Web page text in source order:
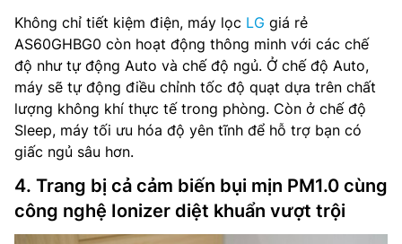
Không chỉ tiết kiệm điện, máy lọc LG giá rẻ
AS60GHBG0 còn hoạt động thông minh với các chế
độ như tự động Auto và chế độ ngủ. Ở chế độ Auto,
máy sẽ tự động điều chỉnh tốc độ quạt dựa trên chất
lượng không khí thực tế trong phòng. Còn ở chế độ
Sleep, máy tối ưu hóa độ yên tĩnh để hỗ trợ bạn có
giấc ngủ sâu hơn.
4. Trang bị cả cảm biến bụi mịn PM1.0 cùng
công nghệ Ionizer diệt khuẩn vượt trội